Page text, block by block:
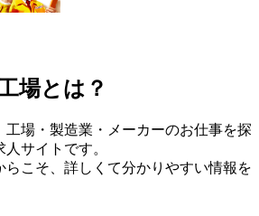
場とは？
工場・製造業・メーカーのお仕事を探
サイトです。
らこそ、詳しくて分かりやすい情報を